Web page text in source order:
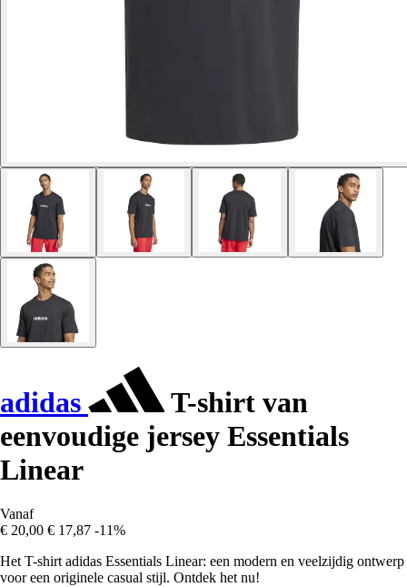
adidas
T-shirt van
eenvoudige jersey Essentials
Linear
Vanaf
€ 20,00 € 17,87 -11%
Het T-shirt adidas Essentials Linear: een modern en veelzijdig ontwerp
voor een originele casual stijl. Ontdek het nu!